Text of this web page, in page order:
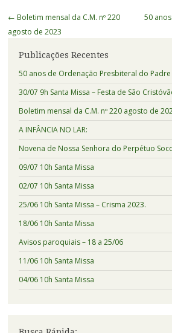
Navegação
de
← Boletim mensal da C.M. nº 220
agosto de 2023
50
Publicações Recentes
50 anos de Ordenação Presbiteral do
30/07 9h Santa Missa – Festa de São
Boletim mensal da C.M. nº 220 agosto de
A INFÂNCIA NO LAR:
Novena de Nossa Senhora do Perpétuo
09/07 10h Santa Missa
02/07 10h Santa Missa
25/06 10h Santa Missa – Crisma 2023.
18/06 10h Santa Missa
Avisos paroquiais – 18 a 25/06
11/06 10h Santa Missa
04/06 10h Santa Missa